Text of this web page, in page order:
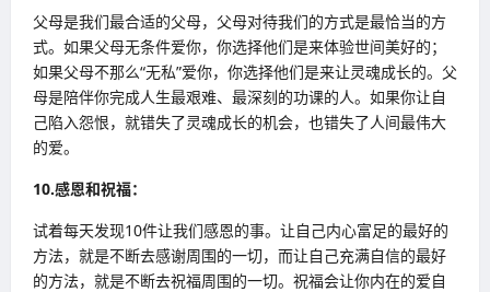
父母是我们最合适的父母，父母对待我们的方式是最恰当的方
式。如果父母无条件爱你，你选择他们是来体验世间美好的；
如果父母不那么“无私”爱你，你选择他们是来让灵魂成长的。父
母是陪伴你完成人生最艰难、最深刻的功课的人。如果你让自
己陷入怨恨，就错失了灵魂成长的机会，也错失了人间最伟大
的爱。
10.感恩和祝福：
试着每天发现10件让我们感恩的事。让自己内心富足的最好的
方法，就是不断去感谢周围的一切，而让自己充满自信的最好
的方法，就是不断去祝福周围的一切。祝福会让你内在的爱自